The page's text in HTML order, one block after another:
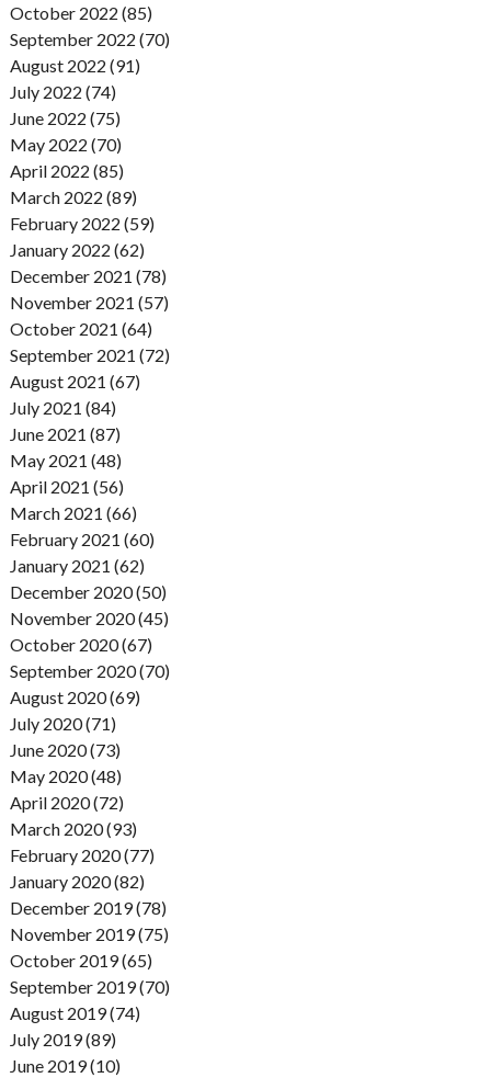
October 2022 (85)
September 2022 (70)
August 2022 (91)
July 2022 (74)
June 2022 (75)
May 2022 (70)
April 2022 (85)
March 2022 (89)
February 2022 (59)
January 2022 (62)
December 2021 (78)
November 2021 (57)
October 2021 (64)
September 2021 (72)
August 2021 (67)
July 2021 (84)
June 2021 (87)
May 2021 (48)
April 2021 (56)
March 2021 (66)
February 2021 (60)
January 2021 (62)
December 2020 (50)
November 2020 (45)
October 2020 (67)
September 2020 (70)
August 2020 (69)
July 2020 (71)
June 2020 (73)
May 2020 (48)
April 2020 (72)
March 2020 (93)
February 2020 (77)
January 2020 (82)
December 2019 (78)
November 2019 (75)
October 2019 (65)
September 2019 (70)
August 2019 (74)
July 2019 (89)
June 2019 (10)